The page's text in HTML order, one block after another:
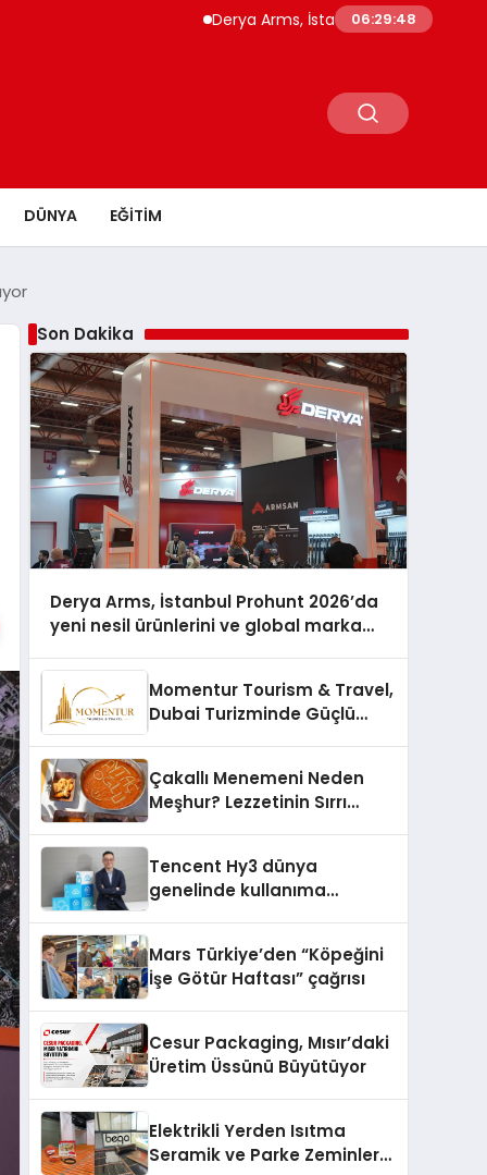
Derya Arms, İstanbul Prohunt 2026’da yeni
06:29:49
DÜNYA EĞITIM
Son Dakika
Derya Arms, İstanbul Prohunt 2026’da
yeni nesil ürünlerini ve global marka
Momentur Tourism & Travel,
Dubai Turizminde Güçlü
Çakallı Menemeni Neden
Meşhur? Lezzetinin Sırrı
Tencent Hy3 dünya
genelinde kullanıma
Mars Türkiye’den “Köpeğini
İşe Götür Haftası” çağrısı
Cesur Packaging, Mısır’daki
Üretim Üssünü Büyütüyor
Elektrikli Yerden Isıtma
Seramik ve Parke Zeminler